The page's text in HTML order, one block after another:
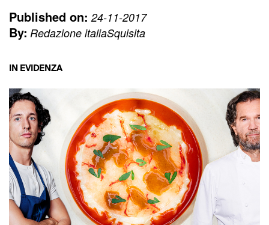
Published on: 24-11-2017
By: Redazione italiaSquisita
IN EVIDENZA